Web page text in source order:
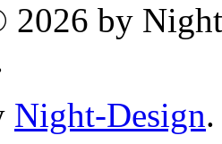
by
Night-Design.